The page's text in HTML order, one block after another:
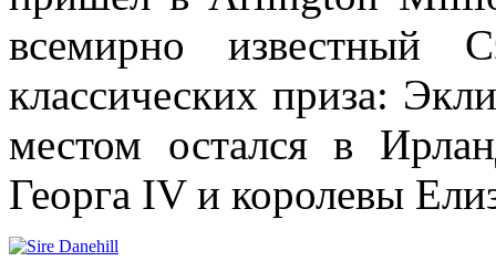
всемирно известный
классических приза:
местом остался в
Георга IV и королевы